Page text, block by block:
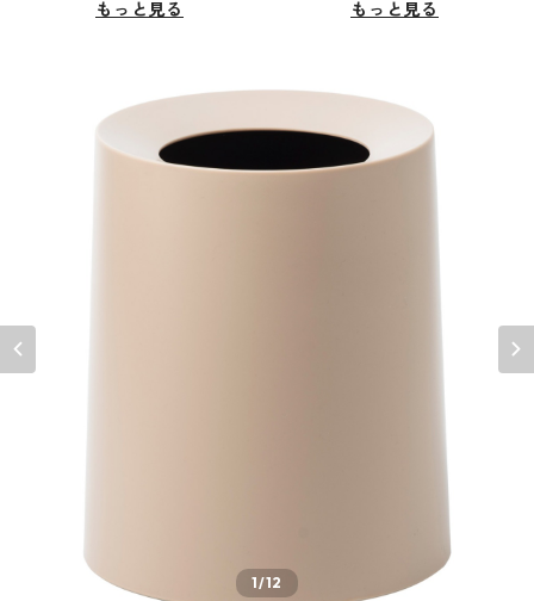
もっと見る
もっと見る
1/12